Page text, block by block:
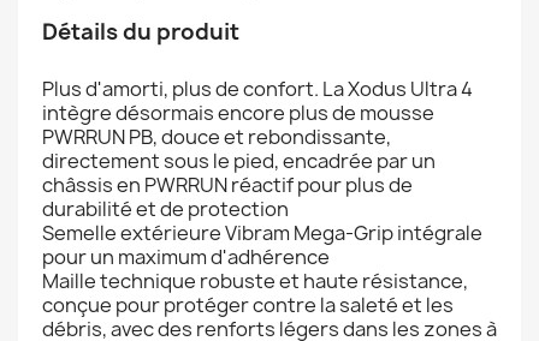
Détails du produit
Plus d'amorti, plus de confort. La Xodus Ultra 4
intègre désormais encore plus de mousse
PWRRUN PB, douce et rebondissante,
directement sous le pied, encadrée par un
châssis en PWRRUN réactif pour plus de
durabilité et de protection
Semelle extérieure Vibram Mega-Grip intégrale
pour un maximum d'adhérence
Maille technique robuste et haute résistance,
conçue pour protéger contre la saleté et les
débris, avec des renforts légers dans les zones à